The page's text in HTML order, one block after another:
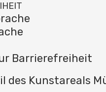
Barrierefreiheit
des Kunstareals